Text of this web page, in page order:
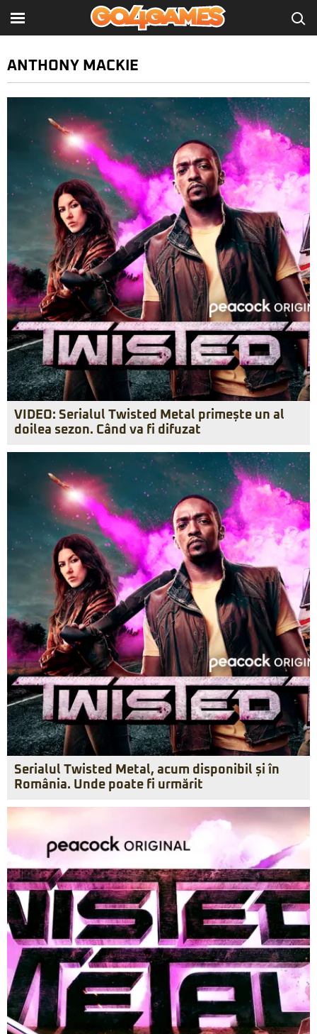
ANTHONY MACKIE
VIDEO: Serialul Twisted Metal primește un al
doilea sezon. Când va fi difuzat
Serialul Twisted Metal, acum disponibil și în
România. Unde poate fi urmărit